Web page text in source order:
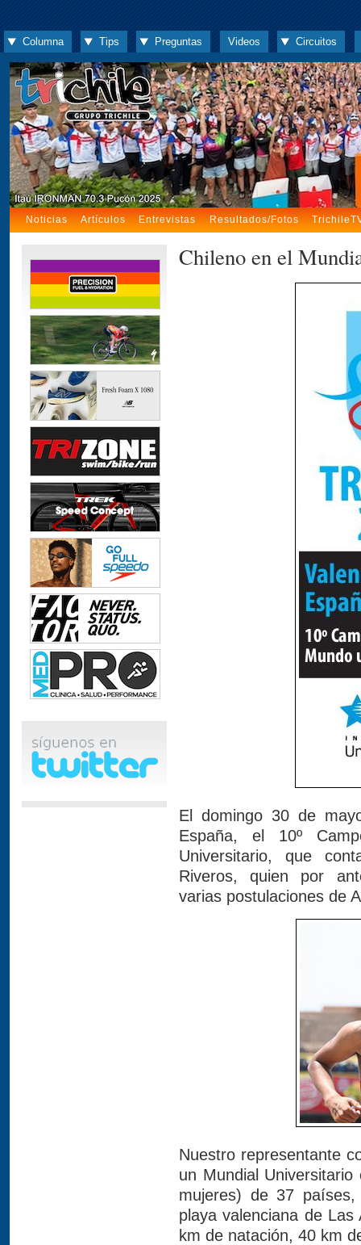
Columna Tips Preguntas Videos Circuitos
Noticias Artículos Entrevistas Resultados/Fotos
Chileno en el
El domingo 30 de
España, el 10º
Universitario, que
Riveros, quien por
varias postulaciones de
Nuestro representante
un Mundial
mujeres) de 37
playa valenciana de
km de natación, 40 km